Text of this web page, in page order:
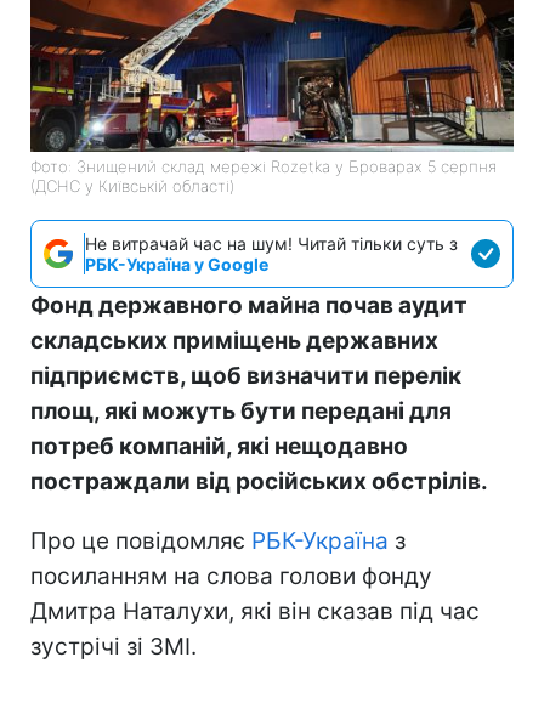
Фото: Знищений склад мережі Rozetka у Броварах 5 серпня
(ДСНС у Київській області)
Не витрачай час на шум! Читай тільки суть з
РБК-Україна у Google
Фонд державного майна почав аудит
складських приміщень державних
підприємств, щоб визначити перелік
площ, які можуть бути передані для
потреб компаній, які нещодавно
постраждали від російських обстрілів.
Про це повідомляє РБК-Україна з
посиланням на слова голови фонду
Дмитра Наталухи, які він сказав під час
зустрічі зі ЗМІ.